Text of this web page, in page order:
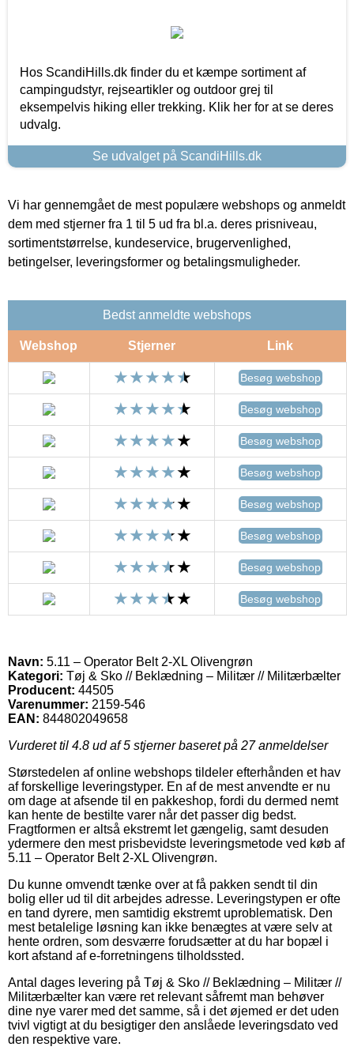
Hos ScandiHills.dk finder du et kæmpe sortiment af
campingudstyr, rejseartikler og outdoor grej til
eksempelvis hiking eller trekking. Klik her for at se deres
udvalg.
Se udvalget på ScandiHills.dk
Vi har gennemgået de mest populære webshops og anmeldt
dem med stjerner fra 1 til 5 ud fra bl.a. deres prisniveau,
sortimentstørrelse, kundeservice, brugervenlighed,
betingelser, leveringsformer og betalingsmuligheder.
Bedst anmeldte webshops
Webshop Stjerner Link
Besøg webshop
Besøg webshop
Besøg webshop
Besøg webshop
Besøg webshop
Besøg webshop
Besøg webshop
Besøg webshop
Navn: 5.11 – Operator Belt 2-XL Olivengrøn
Kategori: Tøj & Sko // Beklædning – Militær // Militærbælter
Producent: 44505
Varenummer: 2159-546
EAN: 844802049658
Vurderet til 4.8 ud af 5 stjerner baseret på 27anmeldelser
Størstedelen af online webshops tildeler efterhånden et hav
af forskellige leveringstyper. En af de mest anvendte er nu
om dage at afsende til en pakkeshop, fordi du dermed nemt
kan hente de bestilte varer når det passer dig bedst.
Fragtformen er altså ekstremt let gængelig, samt desuden
ydermere den mest prisbevidste leveringsmetode ved køb af
5.11 – Operator Belt 2-XL Olivengrøn.
Du kunne omvendt tænke over at få pakken sendt til din
bolig eller ud til dit arbejdes adresse. Leveringstypen er ofte
en tand dyrere, men samtidig ekstremt uproblematisk. Den
mest betalelige løsning kan ikke benægtes at være selv at
hente ordren, som desværre forudsætter at du har bopæl i
kort afstand af e-forretningens tilholdssted.
Antal dages levering på Tøj & Sko // Beklædning – Militær //
Militærbælter kan være ret relevant såfremt man behøver
dine nye varer med det samme, så i det øjemed er det uden
tvivl vigtigt at du besigtiger den anslåede leveringsdato ved
den respektive vare.